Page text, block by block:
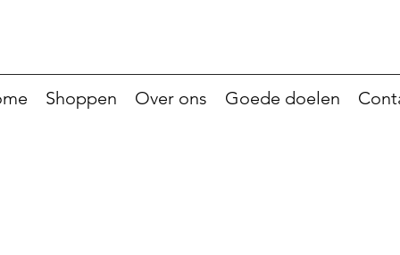
Shoppen Over ons Goede doelen